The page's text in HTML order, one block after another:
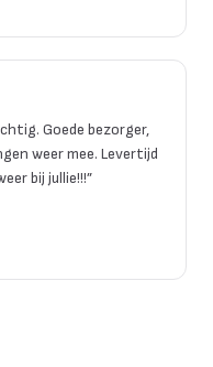
Goede bezorger,
weer mee. Levertijd
bij jullie!!!”